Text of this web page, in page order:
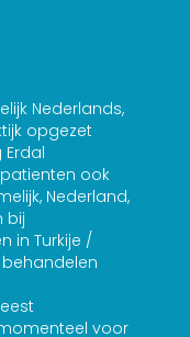
Nederlands,
opgezet
ook
Nederland,
bij
in Turkije /
voor